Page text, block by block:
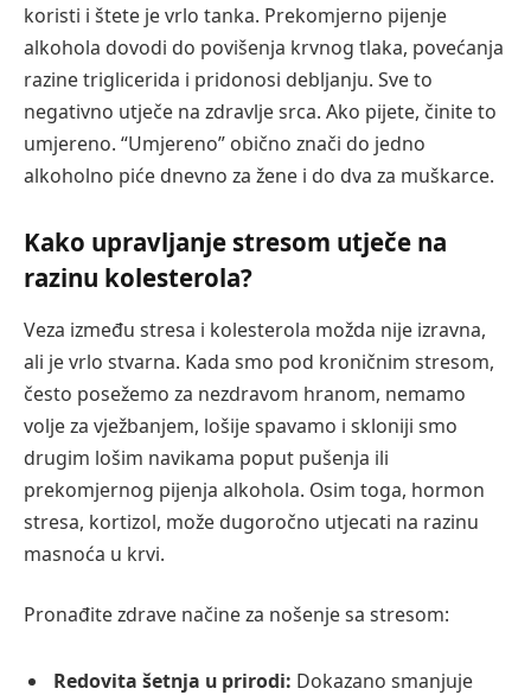
koristi i štete je vrlo tanka. Prekomjerno pijenje
alkohola dovodi do povišenja krvnog tlaka, povećanja
razine triglicerida i pridonosi debljanju. Sve to
negativno utječe na zdravlje srca. Ako pijete, činite to
umjereno. “Umjereno” obično znači do jedno
alkoholno piće dnevno za žene i do dva za muškarce.
Kako upravljanje stresom utječe na
razinu kolesterola?
Veza između stresa i kolesterola možda nije izravna,
ali je vrlo stvarna. Kada smo pod kroničnim stresom,
često posežemo za nezdravom hranom, nemamo
volje za vježbanjem, lošije spavamo i skloniji smo
drugim lošim navikama poput pušenja ili
prekomjernog pijenja alkohola. Osim toga, hormon
stresa, kortizol, može dugoročno utjecati na razinu
masnoća u krvi.
Pronađite zdrave načine za nošenje sa stresom:
Redovita šetnja u prirodi: Dokazano smanjuje